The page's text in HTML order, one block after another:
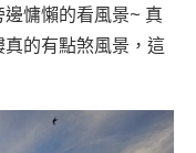
慵懶的看風景~ 真
的有點煞風景，這